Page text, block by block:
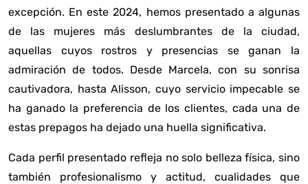
excepción. En este 2024, hemos presentado a algunas
de las mujeres más deslumbrantes de la ciudad,
aquellas cuyos rostros y presencias se ganan la
admiración de todos. Desde Marcela, con su sonrisa
cautivadora, hasta Alisson, cuyo servicio impecable se
ha ganado la preferencia de los clientes, cada una de
estas prepagos ha dejado una huella significativa.
Cada perfil presentado refleja no solo belleza física, sino
también profesionalismo y actitud, cualidades que